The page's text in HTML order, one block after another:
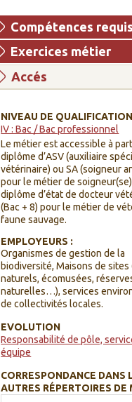
Compétences
Exercices métier
Accés
NIVEAU DE QUALIFICATION
IV : Bac / Bac professionnel
Le métier est accessible à
diplôme d’ASV (auxiliaire
vétérinaire) ou SA (soigneur
pour le métier de soigneur(se)
diplôme d’état de docteur
(Bac + 8) pour le métier de
faune sauvage.
EMPLOYEURS :
Organismes de gestion de la
biodiversité, Maisons de sites
naturels, écomusées,
naturelles…), services
de collectivités locales.
EVOLUTION
Responsabilité de pôle,
équipe
CORRESPONDANCE DANS
AUTRES RÉPERTOIRES DE